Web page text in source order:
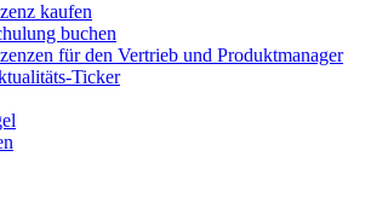
kaufen
buchen
für den Vertrieb und Produktmanager
Ticker